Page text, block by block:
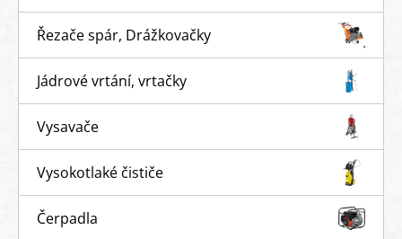
Řezače spár, Drážkovačky
Jádrové vrtání, vrtačky
Vysavače
Vysokotlaké čističe
Čerpadla